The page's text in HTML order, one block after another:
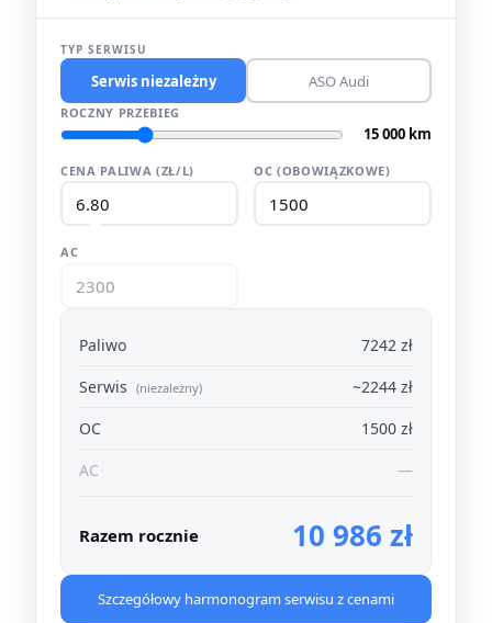
TYP SERWISU
Serwis niezależny ASO Audi
ROCZNY PRZEBIEG
15 000 km
CENA PALIWA (ZŁ/L) OC (OBOWIĄZKOWE)
AC
Paliwo
7242 zł
Serwis (niezależny)
~2244 zł
OC
1500 zł
AC
—
Razem rocznie 10 986 zł
Szczegółowy harmonogram serwisu z cenami